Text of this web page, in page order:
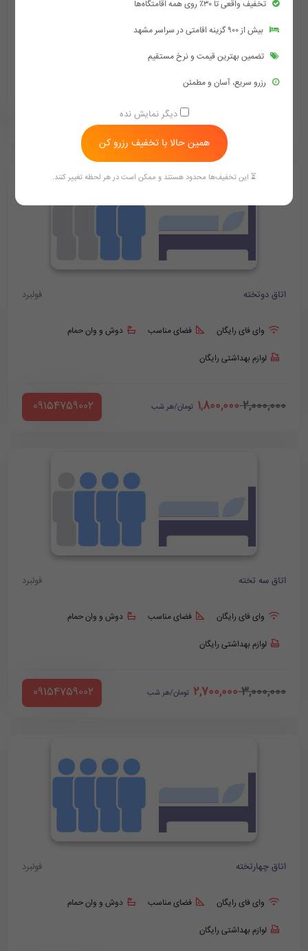
اتاق یک تخته
900,000 تومان/هر شب
اتاق دوتخته فولبرد
وای فای رایگان فضای مناسب دوش و وان حمام
لوازم بهداشتی رایگان
2,000,000
1,800,000 تومان/هر شب ‪ 09154759002
اتاق سه تخته فولبرد
وای فای رایگان فضای مناسب دوش و وان حمام
لوازم بهداشتی رایگان
3,000,000
2,700,000 تومان/هر شب ‪ 09154759002
اتاق چهارتخته فولبرد
وای فای رایگان فضای مناسب دوش و وان حمام
لوازم بهداشتی رایگان
تخفیف واقعی تا ۳۰٪ روی همه اقامتگاه‌ها
بیش از ۹۰۰ گزینه اقامتی در سراسر مشهد
تضمین بهترین قیمت و نرخ مستقیم
رزرو سریع، آسان و مطمئن
دیگر نمایش نده
همین حالا با تخفیف رزرو کن
⏳ این تخفیف‌ها محدود هستند و ممکن است در هر لحظه تغییر کنند.